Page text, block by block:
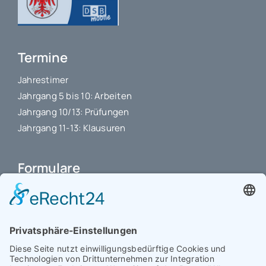
Termine
Jahrestimer
Jahrgang 5 bis 10: Arbeiten
Jahrgang 10/13: Prüfungen
Jahrgang 11-13: Klausuren
Formulare
Schulbuchkauf Schuljahr 2026-2027
Antrag auf Erstattung von Auslagen
Interner L-S-Beschwerdezettel
Antrag auf Freistellung vom Unterricht